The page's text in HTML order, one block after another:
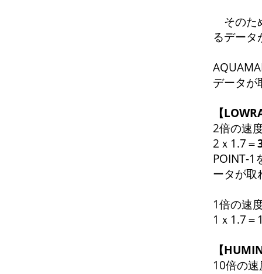
そのた
るデータ
データが
【
2倍の速
2ｘ1.7＝
POINT-1
ータが取
1倍の速
1ｘ1.7＝
【
10倍の